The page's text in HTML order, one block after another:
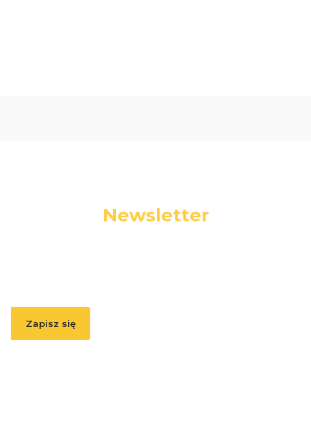
Newsletter
Zapisz się